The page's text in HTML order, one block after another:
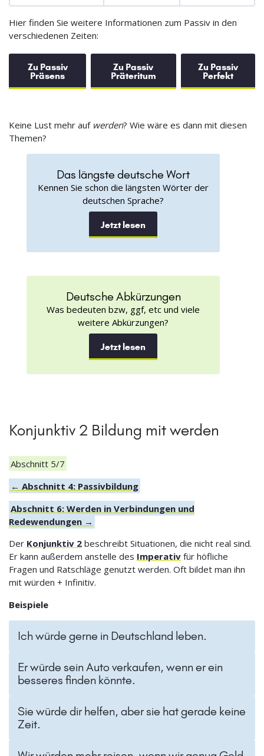
Hier finden Sie weitere Informationen zum Passiv in den
verschiedenen Zeiten:
Zu Passiv
Präsens
Zu Passiv
Präteritum
Zu Passiv
Perfekt
Keine Lust mehr auf werden? Wie wäre es dann mit diesen
Themen?
Das längste deutsche Wort
Kennen Sie schon die längsten Wörter der
deutschen Sprache?
Jetzt lesen
Deutsche Abkürzungen
Was bedeuten bzw, ggf, etc und viele
weitere Abkürzungen?
Jetzt lesen
Konjunktiv 2 Bildung mit werden
Abschnitt 5/7
← Abschnitt 4: Passivbildung
Abschnitt 6: Werden in Verbindungen und
Redewendungen →
Der Konjunktiv 2 beschreibt Situationen, die nicht real sind.
Er kann außerdem anstelle des Imperativ für höfliche
Fragen und Ratschläge genutzt werden. Oft bildet man ihn
mit würden + Infinitiv.
Beispiele
Ich würde gerne in Deutschland leben.
Er würde sein Auto verkaufen, wenn er ein
besseres finden könnte.
Sie würde dir helfen, aber sie hat gerade keine
Zeit.